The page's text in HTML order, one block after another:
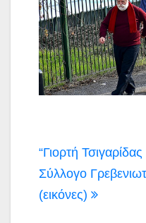
Πλοήγηση
άρθρων
“Γιορτή
Σύλλογο
(εικόνες)